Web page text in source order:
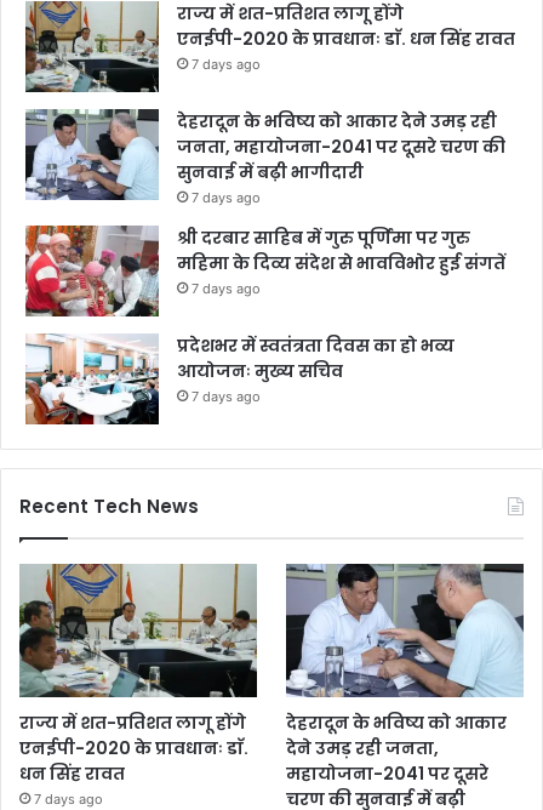
राज्य में शत-प्रतिशत लागू होंगे
एनईपी-2020 के प्रावधानः डाॅ. धन सिंह रावत
7 days ago
देहरादून के भविष्य को आकार देने उमड़ रही
जनता, महायोजना-2041 पर दूसरे चरण की
सुनवाई में बढ़ी भागीदारी
7 days ago
श्री दरबार साहिब में गुरु पूर्णिमा पर गुरु
महिमा के दिव्य संदेश से भावविभोर हुई संगतें
7 days ago
प्रदेशभर में स्वतंत्रता दिवस का हो भव्य
आयोजनः मुख्य सचिव
7 days ago
Recent Tech News
राज्य में शत-प्रतिशत लागू होंगे
एनईपी-2020 के प्रावधानः डाॅ.
धन सिंह रावत
7 days ago
देहरादून के भविष्य को आकार
देने उमड़ रही जनता,
महायोजना-2041 पर दूसरे
चरण की सुनवाई में बढ़ी